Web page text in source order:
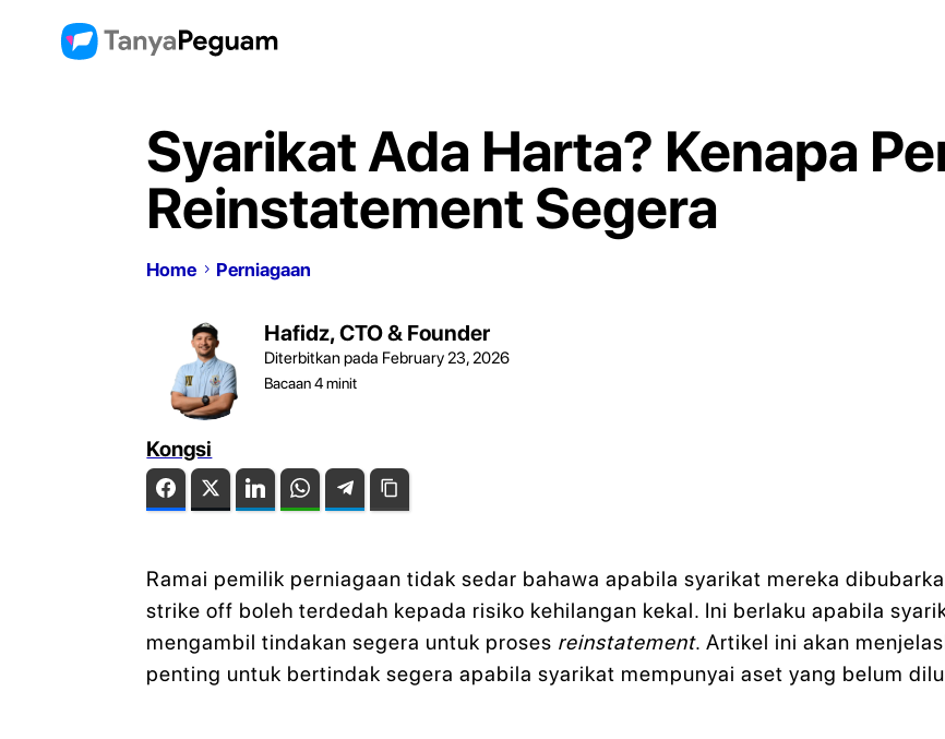
Syarikat Ada Harta? Kenapa
Reinstatement Segera
Home Perniagaan
Hafidz, CTO & Founder
Diterbitkan pada February 23, 2026
Bacaan4minit
Kongsi
FacebookTwitter LinkedIn WhatsAppTelegram
Ramai pemilik perniagaan tidak sedar bahawa apabila syarikat mereka
strike off boleh terdedah kepada risiko kehilangan kekal. Ini berlaku apabila
mengambil tindakan segera untuk proses reinstatement. Artikel ini akan
penting untuk bertindak segera apabila syarikat mempunyai aset yang belum